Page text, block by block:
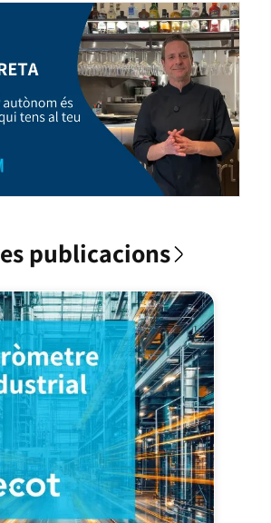
publicacions